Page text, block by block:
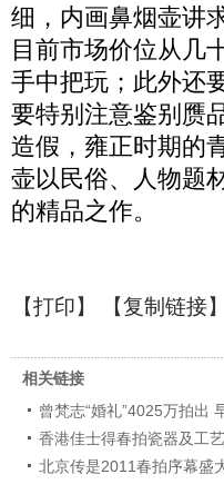
细，内画鼻烟壶讲
目前市场价位从几
手中把玩；此外还
要特别注意鉴别赝
造假，雍正时期的
壶以民俗、人物题
的精品之作。
【打印】 【复制链接
相关链接
曾梵志“婚礼”4025万拍出
香港佳士得春拍瓷器及工
北京传是2011春拍序幕盛